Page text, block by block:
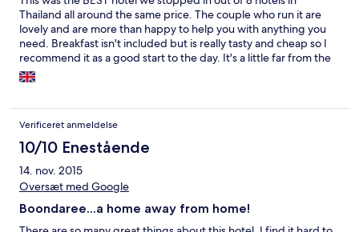
Thailand all around the same price. The couple who run it are
lovely and are more than happy to help you with anything you
need. Breakfast isn't included but is really tasty and cheap so I
recommend it as a good start to the day. It's a little far from the
beech but it's easy to get a tuk tuk. I can see this place
becoming so popular that it's difficult to get a room so book
Verificeret anmeldelse
10/10 Enestående
14. nov. 2015
Oversæt med Google
Boondaree...a home away from home!